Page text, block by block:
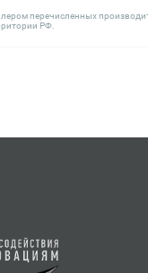
перечисленных
РФ.